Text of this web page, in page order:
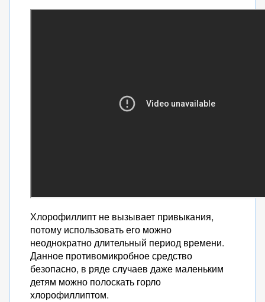
Хлорофиллипт не вызывает привыкания,
потому использовать его можно
неоднократно длительный период времени.
Данное противомикробное средство
безопасно, в ряде случаев даже маленьким
детям можно полоскать горло
хлорофиллиптом.